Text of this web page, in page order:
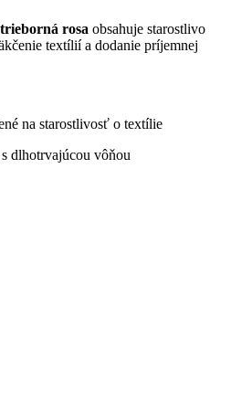
rosa obsahuje starostlivo
textílií a dodanie príjemnej
na starostlivosť o textílie
dlhotrvajúcou vôňou